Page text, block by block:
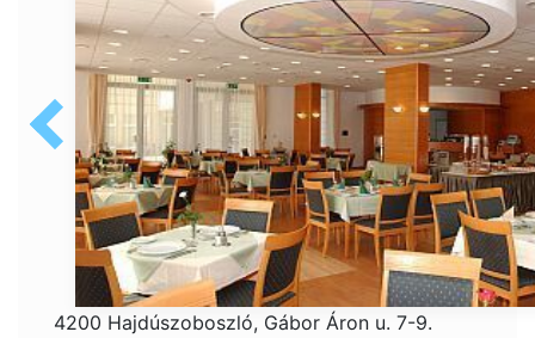
4200 Hajdúszoboszló, Gábor Áron u. 7-9.